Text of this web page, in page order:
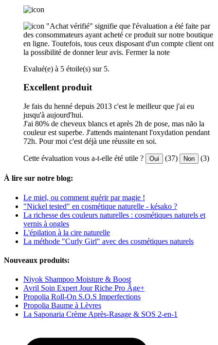
"Achat vérifié" signifie que l'évaluation a été faite par
des consommateurs ayant acheté ce produit sur notre boutique
en ligne. Toutefois, tous ceux disposant d'un compte client ont
la possibilité de donner leur avis. Fermer la note
Evalué(e) à 5 étoile(s) sur 5.
Excellent produit
Je fais du henné depuis 2013 c'est le meilleur que j'ai eu
jusqu'à aujourd'hui.
J'ai 80% de cheveux blancs et après 2h de pose, mas não la
couleur est superbe. J'attends maintenant l'oxydation pendant
72h. Pour moi c'est déjà une réussite en soi.
Cette évaluation vous a-t-elle été utile ? Oui (37) Non (3)
À lire sur notre blog:
Le miel, ou comment guérir par magie !
"Nickel tested" en cosmétique naturelle - késako ?
La richesse des couleurs naturelles : cosmétiques naturels et
vernis à ongles
L'épilation à la cire naturelle
La méthode "Curly Girl" avec des cosmétiques naturels
Nouveaux produits:
Niyok Shampoo Moisture & Boost
Avril Soin Expert Jour Riche Pro Âge+
Propolia Roll-On S.O.S Imperfections
Propolia Baume à Lèvres
La Saponaria Crème Après-Rasage & SOS 2-en-1